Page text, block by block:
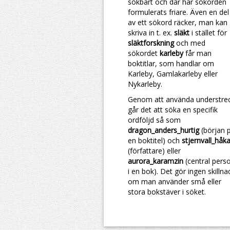
formulerats friare. Även en del
av ett sökord räcker, man kan
skriva in t. ex. släkt i stället för
släktforskningoch med
sökordet karlebyfår man
boktitlar, som handlar om
Karleby, Gamlakarleby eller
Nykarleby.
Genom att använda
går det att söka en specifik
ordföljd så som
dragon_anders_hurtig(början
en boktitel) och
(författare) eller
aurora_karamzin (central
i en bok). Det gör ingen
om man använder små eller
stora bokstäver i söket.